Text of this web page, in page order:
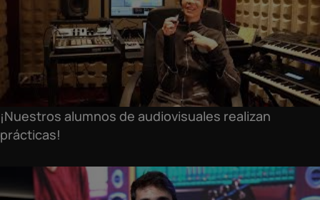
¡Nuestros alumnos de audiovisuales realizan
prácticas!